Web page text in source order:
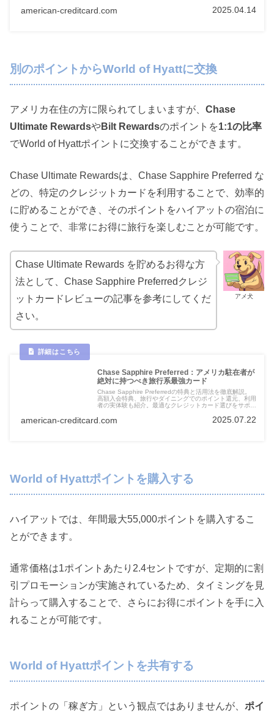
american-creditcard.com 2025.04.14
別のポイントからWorld of Hyattに交換
アメリカ在住の方に限られてしまいますが、 Chase
Ultimate RewardsやBilt Rewardsのポイントを1:1の比率
でWorld of Hyattポイントに交換することができます。
Chase Ultimate Rewardsは、Chase Sapphire Preferred な
どの、特定のクレジットカードを利用することで、効率的
に貯めることができ、そのポイントをハイアットの宿泊に
使うことで、非常にお得に旅行を楽しむことが可能です。
アメ犬
Chase Ultimate Rewards を貯めるお得な方
法として、Chase Sapphire Preferredクレジ
ットカードレビューの記事を参考にしてくだ
さい。
Chase Sapphire Preferred：アメリカ駐在者が
絶対に持つべき旅行系最強カード
Chase Sapphire Preferredの特典と活用法を徹底解説。
高額入会特典、旅行やダイニングでのポイント還元、利用
者の実体験も紹介。最適なクレジットカード選びをサポー
american-creditcard.com 2025.07.22
World of Hyattポイントを購入する
ハイアットでは、年間最大55,000ポイントを購入するこ
とができます。
通常価格は1ポイントあたり2.4セントですが、定期的に割
引プロモーションが実施されているため、タイミングを見
計らって購入することで、さらにお得にポイントを手に入
れることが可能です。
World of Hyattポイントを共有する
ポイントの「稼ぎ方」という観点ではありませんが、 ポイ